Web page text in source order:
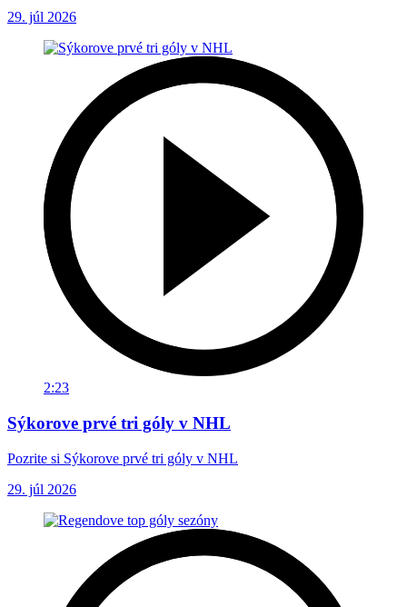
29. júl 2026
2:23
Sýkorove prvé tri góly v NHL
Pozrite si Sýkorove prvé tri góly v NHL
29. júl 2026